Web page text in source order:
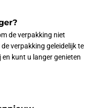
de verpakking niet
verpakking geleidelijk te
kunt u langer genieten